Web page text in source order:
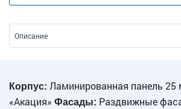
Описание
Корпус: Ламинированная панель 25
«Акация» Фасады: Раздвижные